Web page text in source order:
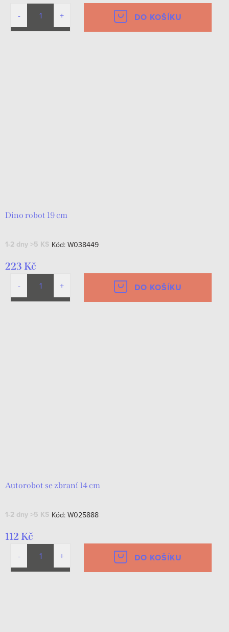
DO KOŠÍKU
Dino robot 19 cm
1-2 dny >5 KS Kód: W038449
223 Kč
DO KOŠÍKU
Autorobot se zbraní 14 cm
1-2 dny >5 KS Kód: W025888
112 Kč
DO KOŠÍKU